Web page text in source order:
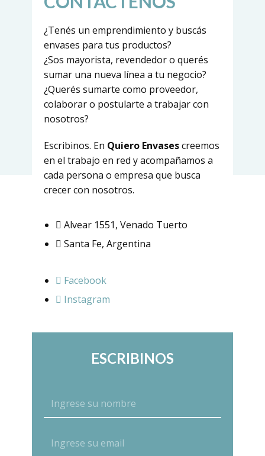
¿Tenés un emprendimiento y buscás
envases para tus productos?
¿Sos mayorista, revendedor o querés
sumar una nueva línea a tu negocio?
¿Querés sumarte como proveedor,
colaborar o postularte a trabajar con
nosotros?
Escribinos. En Quiero Envasescreemos
en el trabajo en red y acompañamos a
cada persona o empresa que busca
crecer con nosotros.
Alvear 1551, Venado Tuerto
Santa Fe, Argentina
Facebook
Instagram
ESCRIBINOS